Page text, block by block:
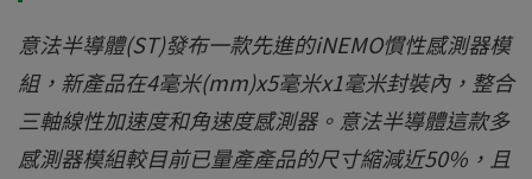
意法半導體(ST)發布一款先進的iNEMO慣性感測器模
組，新產品在4毫米(mm)x5毫米x1毫米封裝內，整合
三軸線性加速度和角速度感測器。意法半導體這款多
感測器模組較目前已量產產品的尺寸縮減近50%，且